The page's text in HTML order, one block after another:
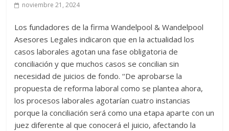
noviembre 21, 2024
Los fundadores de la firma Wandelpool & Wandelpool
Asesores Legales indicaron que en la actualidad los
casos laborales agotan una fase obligatoria de
conciliación y que muchos casos se concilian sin
necesidad de juicios de fondo. ‘‘De aprobarse la
propuesta de reforma laboral como se plantea ahora,
los procesos laborales agotarían cuatro instancias
porque la conciliación será como una etapa aparte con un
juez diferente al que conocerá el juicio, afectando la